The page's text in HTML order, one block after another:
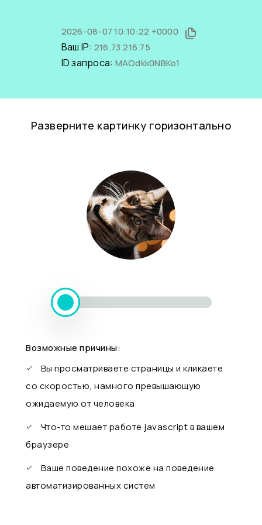
2026-08-07 10:10:22 +0000
Ваш IP: 216.73.216.75
ID запроса: MAOdkk0NBKo1
Разверните картинку горизонтально
Возможные причины:
Вы просматриваете страницы и кликаете
со скоростью, намного превышающую
ожидаемую от человека
Что-то мешает работе javascript в вашем
браузере
Ваше поведение похоже на поведение
автоматизированных систем